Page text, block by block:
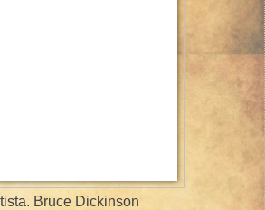
Bruce Dickinson